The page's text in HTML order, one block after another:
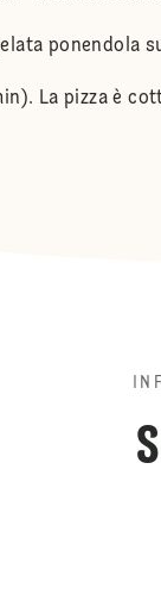
ponendola
La pizza è